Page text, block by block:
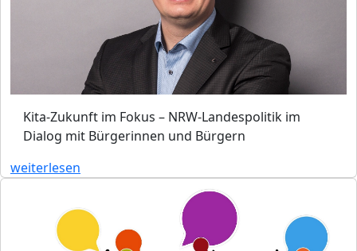
Kita-Zukunft im Fokus – NRW-Landespolitik im
Dialog mit Bürgerinnen und Bürgern
weiterlesen